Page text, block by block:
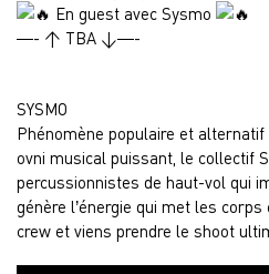
En guest avec Sysmo
—- > TBA <—-
SYSMO
Phénomène populaire et
ovni musical puissant, le collectif
percussionnistes de haut-vol qui
génère l’énergie qui met les
crew et viens prendre le shoot